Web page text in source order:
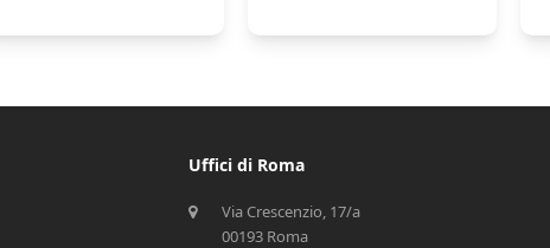
Uffici di Roma
Via Crescenzio, 17/a
00193 Roma